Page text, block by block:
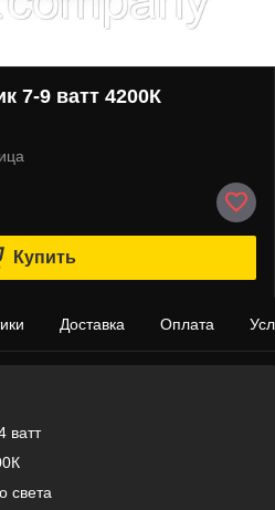
7-9 ватт 4200К
Купить
Доставка Оплата
ватт
света